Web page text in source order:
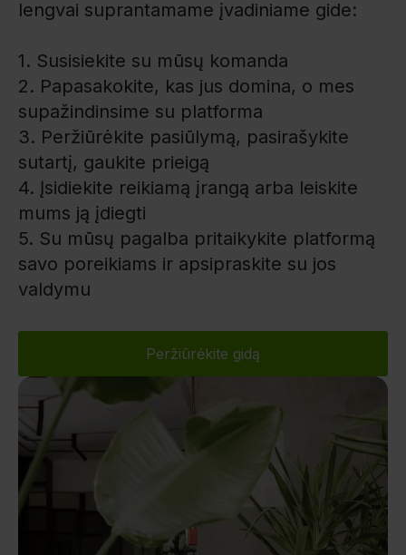
lengvai suprantamame įvadiniame gide:
1. Susisiekite su mūsų komanda
2. Papasakokite, kas jus domina, o mes
supažindinsime su platforma
3. Peržiūrėkite pasiūlymą, pasirašykite
sutartį, gaukite prieigą
4. Įsidiekite reikiamą įrangą arba leiskite
mums ją įdiegti
5. Su mūsų pagalba pritaikykite platformą
savo poreikiams ir apsipraskite su jos
valdymu
Peržiūrėkite gidą